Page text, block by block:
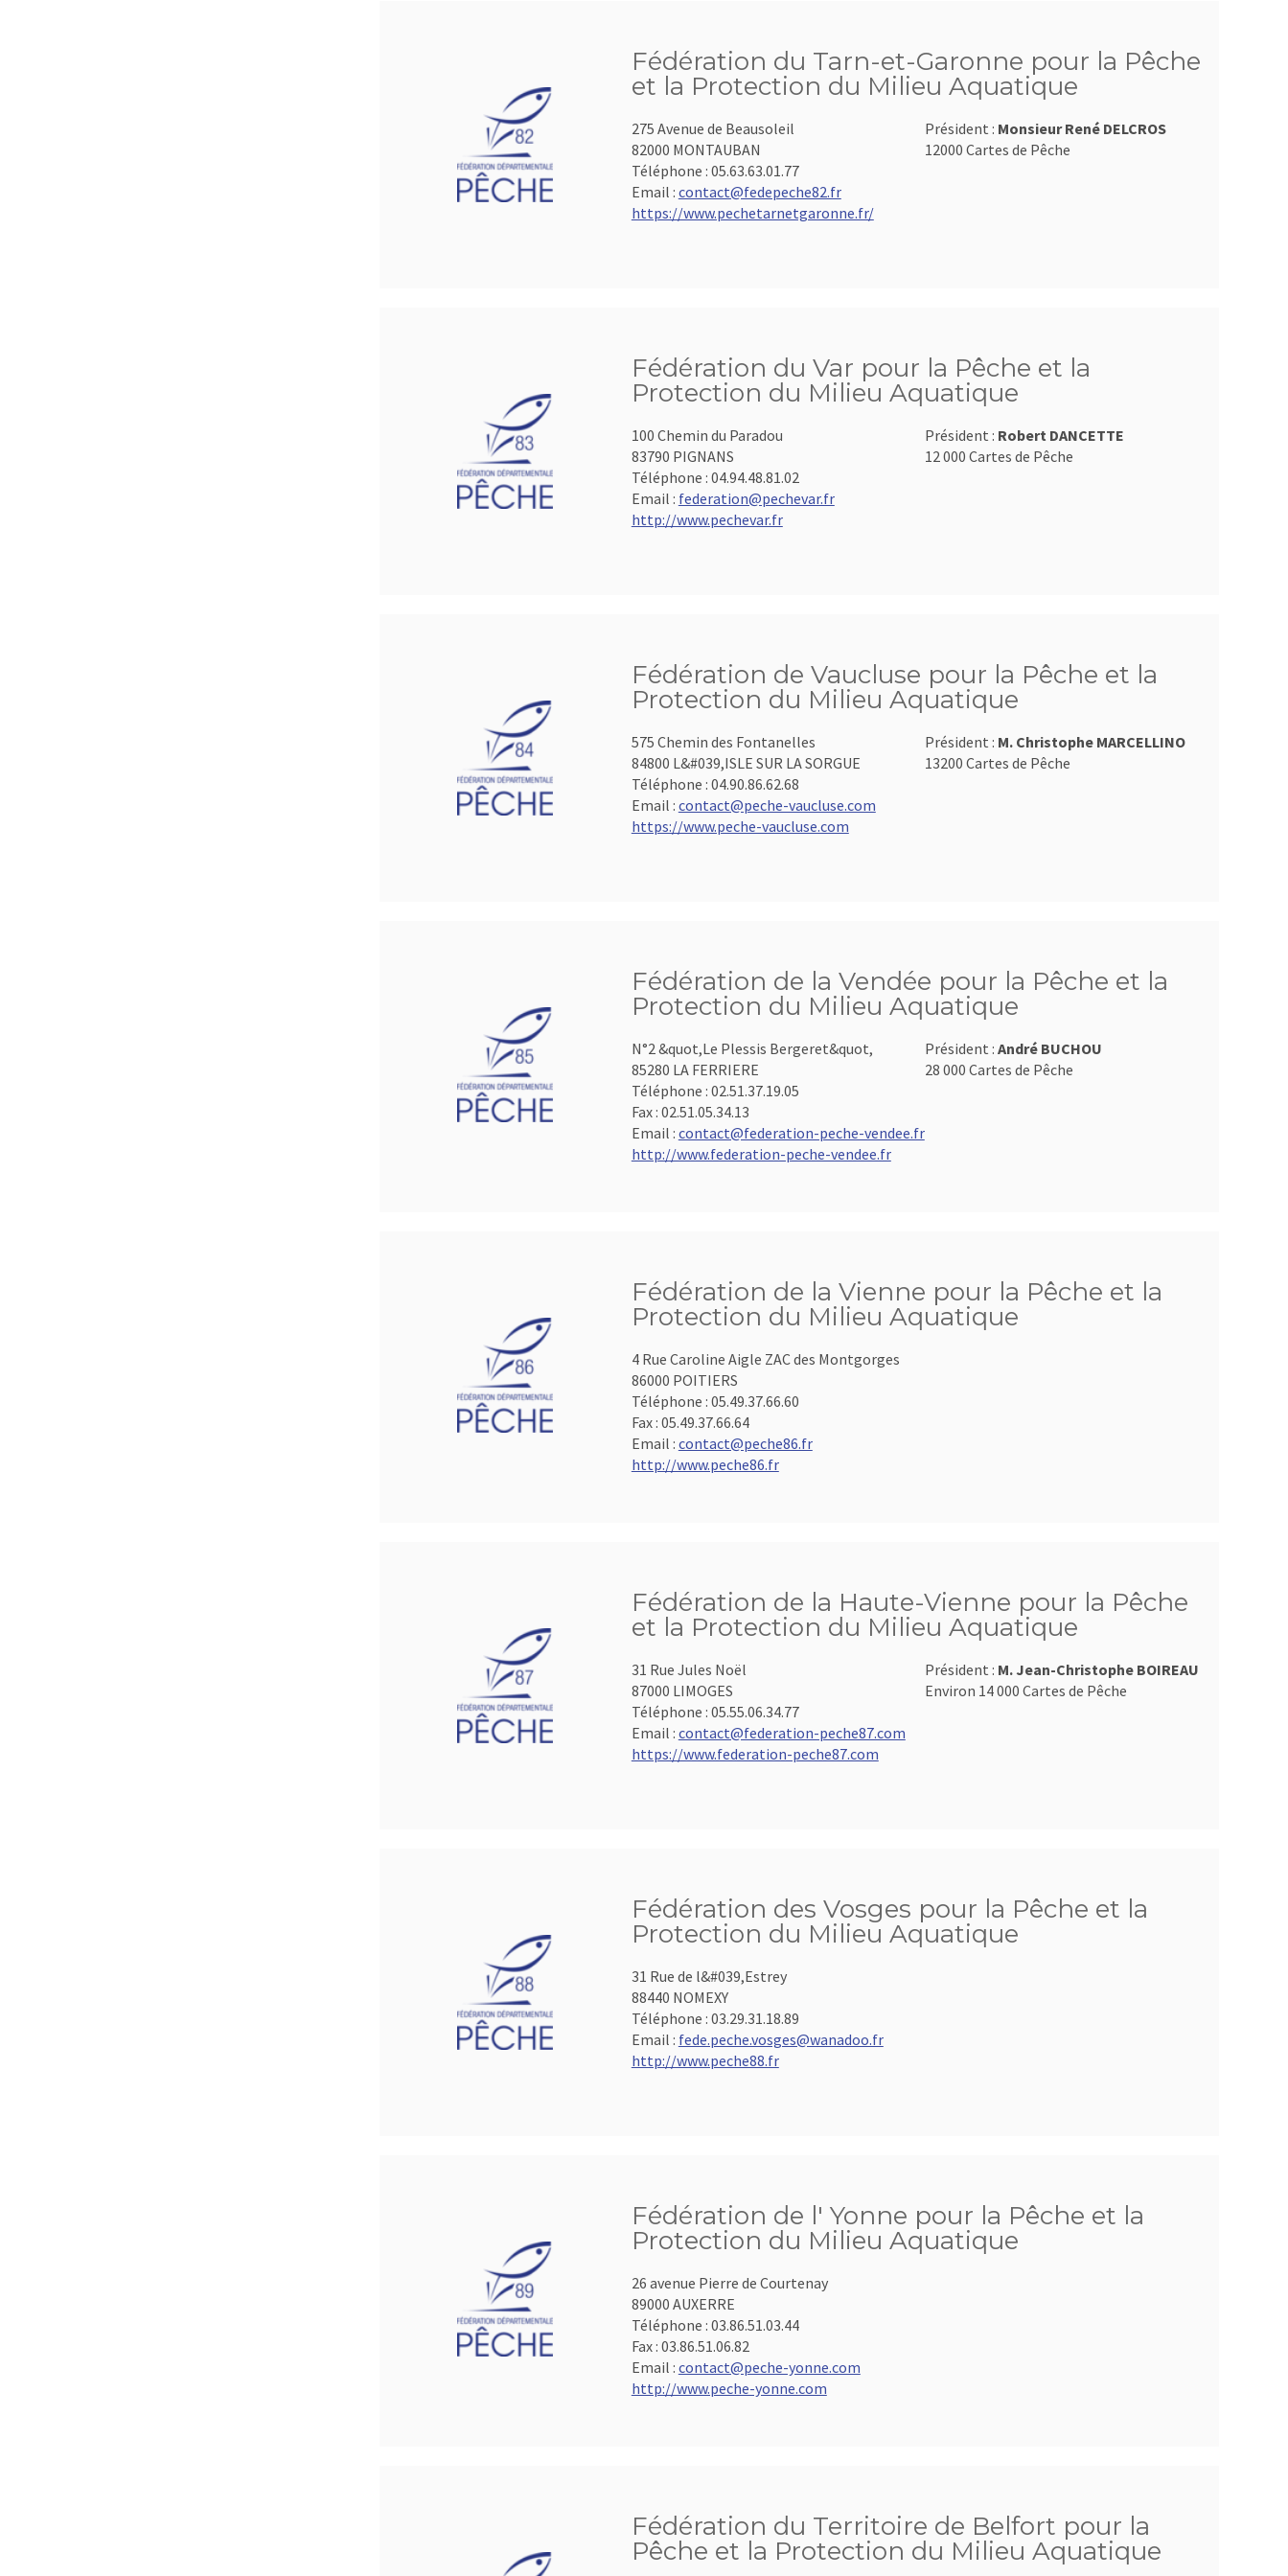
Fédération du Tarn-et-Garonne pour la Pêche
et la Protection du Milieu Aquatique
275 Avenue de Beausoleil
82000 MONTAUBAN
Téléphone : 05.63.63.01.77
Email : contact@fedepeche82.fr
https://www.pechetarnetgaronne.fr/
Président : Monsieur René DELCROS
12000 Cartes de Pêche
Fédération du Var pour la Pêche et la
Protection du Milieu Aquatique
100 Chemin du Paradou
83790 PIGNANS
Téléphone : 04.94.48.81.02
Email : federation@pechevar.fr
http://www.pechevar.fr
Président : Robert DANCETTE
12 000 Cartes de Pêche
Fédération de Vaucluse pour la Pêche et la
Protection du Milieu Aquatique
575 Chemin des Fontanelles
84800 L&#039,ISLE SUR LA SORGUE
Téléphone : 04.90.86.62.68
Email : contact@peche-vaucluse.com
https://www.peche-vaucluse.com
Président : M. Christophe MARCELLINO
13200 Cartes de Pêche
Fédération de la Vendée pour la Pêche et la
Protection du Milieu Aquatique
N°2 &quot,Le Plessis Bergeret&quot,
85280 LA FERRIERE
Téléphone : 02.51.37.19.05
Fax : 02.51.05.34.13
Email : contact@federation-peche-vendee.fr
http://www.federation-peche-vendee.fr
Président :André BUCHOU
28 000 Cartes de Pêche
Fédération de la Vienne pour la Pêche et la
Protection du Milieu Aquatique
4 Rue Caroline Aigle ZAC des Montgorges
86000 POITIERS
Téléphone : 05.49.37.66.60
Fax : 05.49.37.66.64
Email : contact@peche86.fr
http://www.peche86.fr
Fédération de la Haute-Vienne pour la Pêche
et la Protection du Milieu Aquatique
31 Rue Jules Noël
87000 LIMOGES
Téléphone : 05.55.06.34.77
Email : contact@federation-peche87.com
https://www.federation-peche87.com
Président : M. Jean-Christophe BOIREAU
Environ 14 000 Cartes de Pêche
Fédération des Vosges pour la Pêche et la
Protection du Milieu Aquatique
31 Rue de l&#039,Estrey
88440 NOMEXY
Téléphone : 03.29.31.18.89
Email : fede.peche.vosges@wanadoo.fr
http://www.peche88.fr
Fédération de l' Yonne pour la Pêche et la
Protection du Milieu Aquatique
26 avenue Pierre de Courtenay
89000 AUXERRE
Téléphone : 03.86.51.03.44
Fax : 03.86.51.06.82
Email : contact@peche-yonne.com
http://www.peche-yonne.com
Fédération du Territoire de Belfort pour la
Pêche et la Protection du Milieu Aquatique